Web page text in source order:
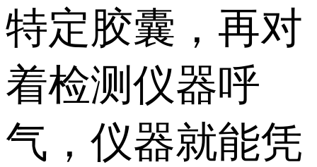
特定胶囊，再对
着检测仪器呼
气，仪器就能凭